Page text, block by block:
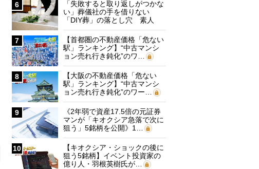
6
「失敗すると取り返しがつかな
い」葬儀社の手を借りない
「DIY葬」の落とし穴 素人
に…
7
【首都圏の不動産価格「危ない
駅」ランキング】“中古マンシ
ョン売れ行き鈍化”のワ…
8
【大阪の不動産価格「危ない
駅」ランキング】“中古マンシ
ョン売れ行き鈍化”のワー…
9
《2年弱で資産17.5倍の元証券
マンが「キオクシア急落で次に
狙う」5銘柄を公開》1…
10
【キオクシア・ショックの後に
狙う5銘柄】イベント投資家の
億り人・羽根英樹氏が…